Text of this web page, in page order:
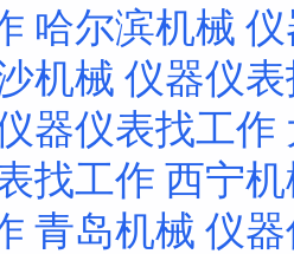
哈尔滨机械
机械 仪器仪
器仪表找工作
找工作 西宁
青岛机械 仪